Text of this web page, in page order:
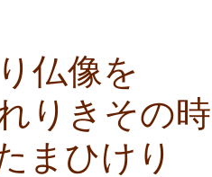
仏像を
りきその
まひけり